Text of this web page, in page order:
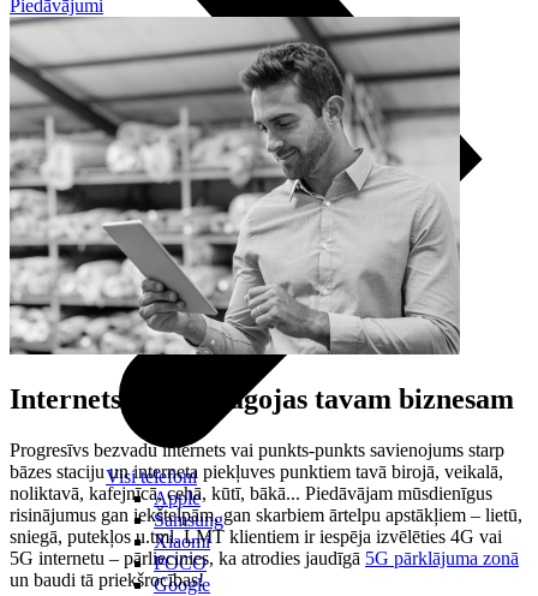
Visi telefoni
Apple
Samsung
Xiaomi
POCO
Google
Piedāvājumi
Internets , kas pielāgojas tavam biznesam
Progresīvs bezvadu internets vai punkts-punkts savienojums starp
bāzes staciju un interneta piekļuves punktiem tavā birojā, veikalā,
noliktavā, kafejnīcā, cehā, kūtī, bākā... Piedāvājam mūsdienīgus
risinājumus gan iekštelpām, gan skarbiem ārtelpu apstākļiem – lietū,
sniegā, putekļos u.tml. LMT klientiem ir iespēja izvēlēties 4G vai
5G internetu – pārliecinies, ka atrodies jaudīgā 5G pārklājuma zonā
un baudi tā priekšrocības!